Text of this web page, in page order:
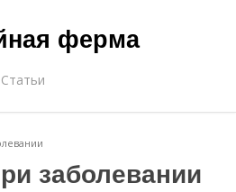
ферма
Статьи
заболевании